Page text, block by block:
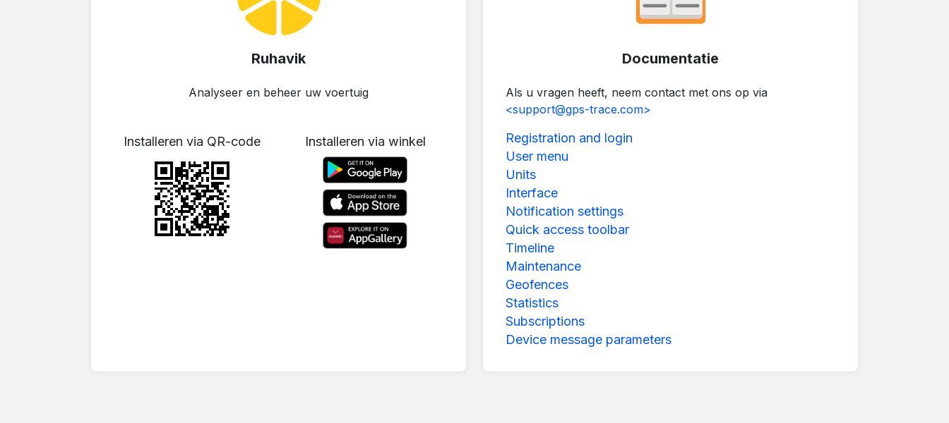
Ruhavik
Analyseer en beheer uw voertuig
Installeren via QR-code Installeren via winkel
Documentatie
Als u vragen heeft, neem contact met ons op via
<support@gps-trace.com>
Registration and login
User menu
Units
Interface
Notification settings
Quick access toolbar
Timeline
Maintenance
Geofences
Statistics
Subscriptions
Device message parameters